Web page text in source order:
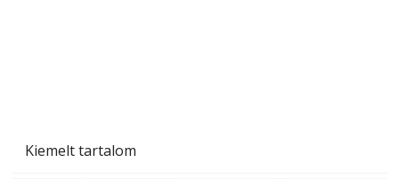
Kiemelt tartalom